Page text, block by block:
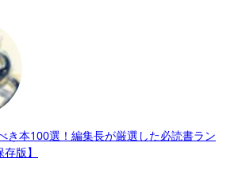
き本100選！編集長が厳選した必読書ラン
版】